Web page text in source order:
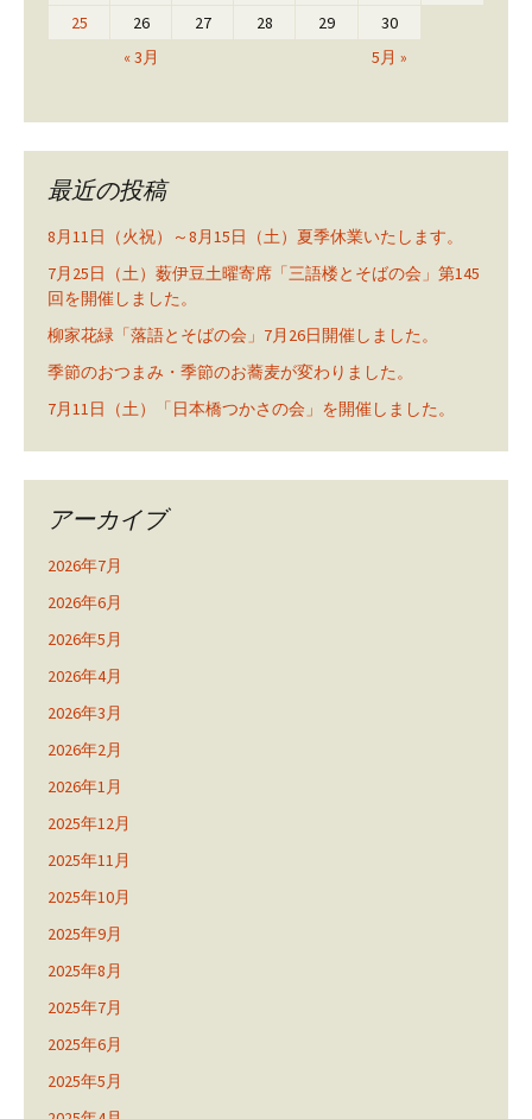
« 3月 5月 »
25
26 27 28 29 30
最近の投稿
8月11日（火祝）～8月15日（土）夏季休業いたします。
7月25日（土）薮伊豆土曜寄席「三語楼とそばの会」第145
回を開催しました。
柳家花緑「落語とそばの会」7月26日開催しました。
季節のおつまみ・季節のお蕎麦が変わりました。
7月11日（土）「日本橋つかさの会」を開催しました。
アーカイブ
2026年7月
2026年6月
2026年5月
2026年4月
2026年3月
2026年2月
2026年1月
2025年12月
2025年11月
2025年10月
2025年9月
2025年8月
2025年7月
2025年6月
2025年5月